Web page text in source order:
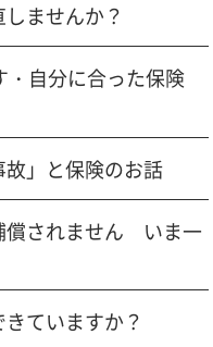
ませんか？
自分に合った保険
」と保険のお話
償されません いま一
ていますか？